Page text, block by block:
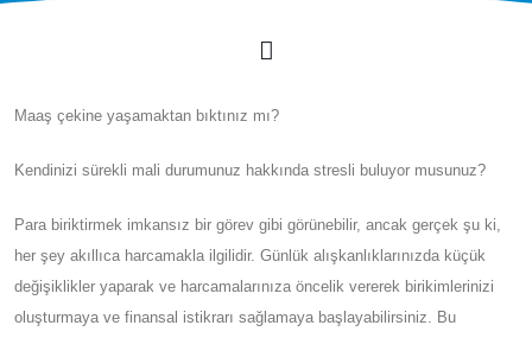
Maaş çekine yaşamaktan bıktınız mı?
Kendinizi sürekli mali durumunuz hakkında stresli buluyor musunuz?
Para biriktirmek imkansız bir görev gibi görünebilir, ancak gerçek şu ki,
her şey akıllıca harcamakla ilgilidir. Günlük alışkanlıklarınızda küçük
değişiklikler yaparak ve harcamalarınıza öncelik vererek birikimlerinizi
oluşturmaya ve finansal istikrarı sağlamaya başlayabilirsiniz. Bu